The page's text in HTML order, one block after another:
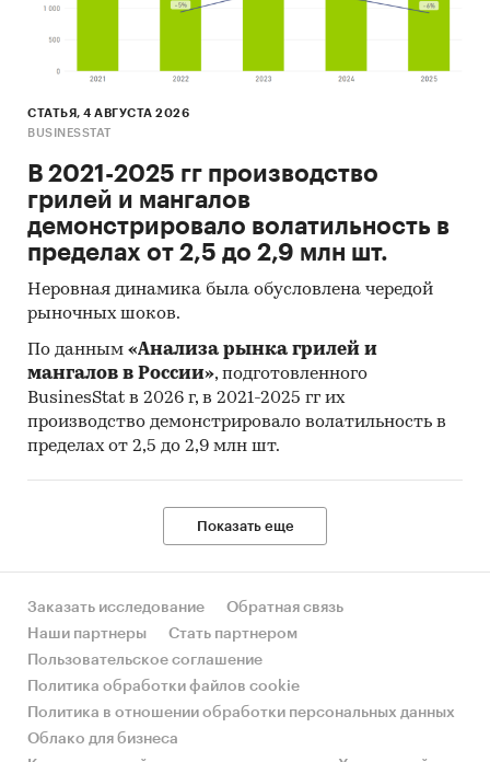
Оптимизировать продажи и
распределение товара.
самым высоким спросом и сфокусировать
покупательскую активность в разных
Спланировать рекламные кампании и
усилить локализованный маркетинг.
Настроить таргетированную рекламу в
регионах с максимальным спросом.
Разработать региональные акции и
спецпредложения с учетом покупательской
способности.
Развить дистрибуцию и партнёрскую
сеть.Определить перспективные регионы
для открытия новых точек продаж или
складов.
привлекательность и потенциал рынка.
Сравнить рынки в разных регионах перед
запуском проектов. Рассчитать
потенциальную выручку в каждом регионе.
Принять решение о расширении или
регионах.
Распределить производство-
спланировать объемы выпуска под
СТАТЬЯ, 4 АВГУСТА 2026
BUSINESSTAT
В 2021-2025 гг производство
грилей и мангалов
демонстрировало волатильность в
пределах от 2,5 до 2,9 млн шт.
Неровная динамика была обусловлена чередой
рыночных шоков.
По данным «Анализа рынка грилей и
мангалов в России», подготовленного
BusinesStat в 2026 г, в 2021-2025 гг их
производство демонстрировало волатильность в
пределах от 2,5 до 2,9 млн шт.
Показать еще
Заказать исследование
Обратная связь
Наши партнеры
Стать партнером
Пользовательское соглашение
Политика обработки файлов cookie
Политика в отношении обработки персональных данных
Облако для бизнеса